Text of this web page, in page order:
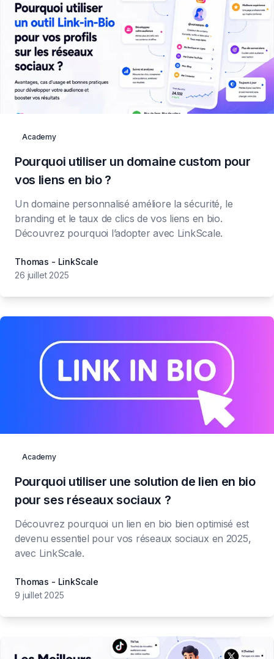
Academy
Pourquoi utiliser un domaine custom pour
vos liens en bio ?
Un domaine personnalisé améliore la sécurité, le
branding et le taux de clics de vos liens en bio.
Découvrez pourquoi l’adopter avec LinkScale.
Thomas - LinkScale
26 juillet 2025
Academy
Pourquoi utiliser une solution de lien en bio
pour ses réseaux sociaux ?
Découvrez pourquoi un lien en bio bien optimisé est
devenu essentiel pour vos réseaux sociaux en 2025,
avec LinkScale.
Thomas - LinkScale
9 juillet 2025